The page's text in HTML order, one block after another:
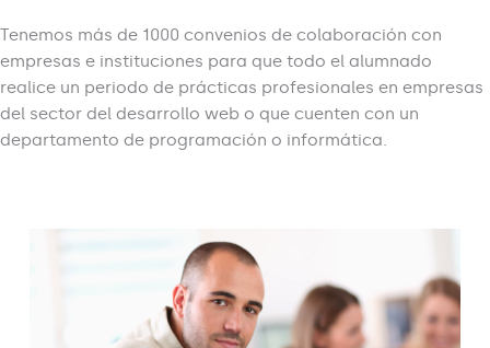
Tenemos más de 1000 convenios de colaboración con
empresas e instituciones para que todo el alumnado
realice un periodo de prácticas profesionales en empresas
del sector del desarrollo web o que cuenten con un
departamento de programación o informática.